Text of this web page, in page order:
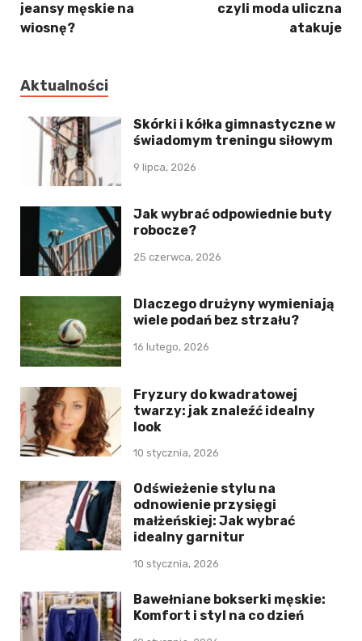
jeansy męskie na
wiosnę?
czyli moda uliczna
atakuje
Aktualności
Skórki i kółka gimnastyczne w
świadomym treningu siłowym
9 lipca, 2026
Jak wybrać odpowiednie buty
robocze?
25 czerwca, 2026
Dlaczego drużyny wymieniają
wiele podań bez strzału?
16 lutego, 2026
Fryzury do kwadratowej
twarzy: jak znaleźć idealny
look
10 stycznia, 2026
Odświeżenie stylu na
odnowienie przysięgi
małżeńskiej: Jak wybrać
idealny garnitur
10 stycznia, 2026
Bawełniane bokserki męskie:
Komfort i styl na co dzień